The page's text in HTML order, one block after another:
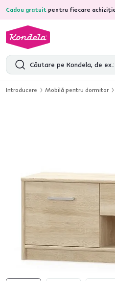
Cadou gratuit pentru fiecare
4,7 31.333recenzii
Introducere Mobilă pentru dormitor